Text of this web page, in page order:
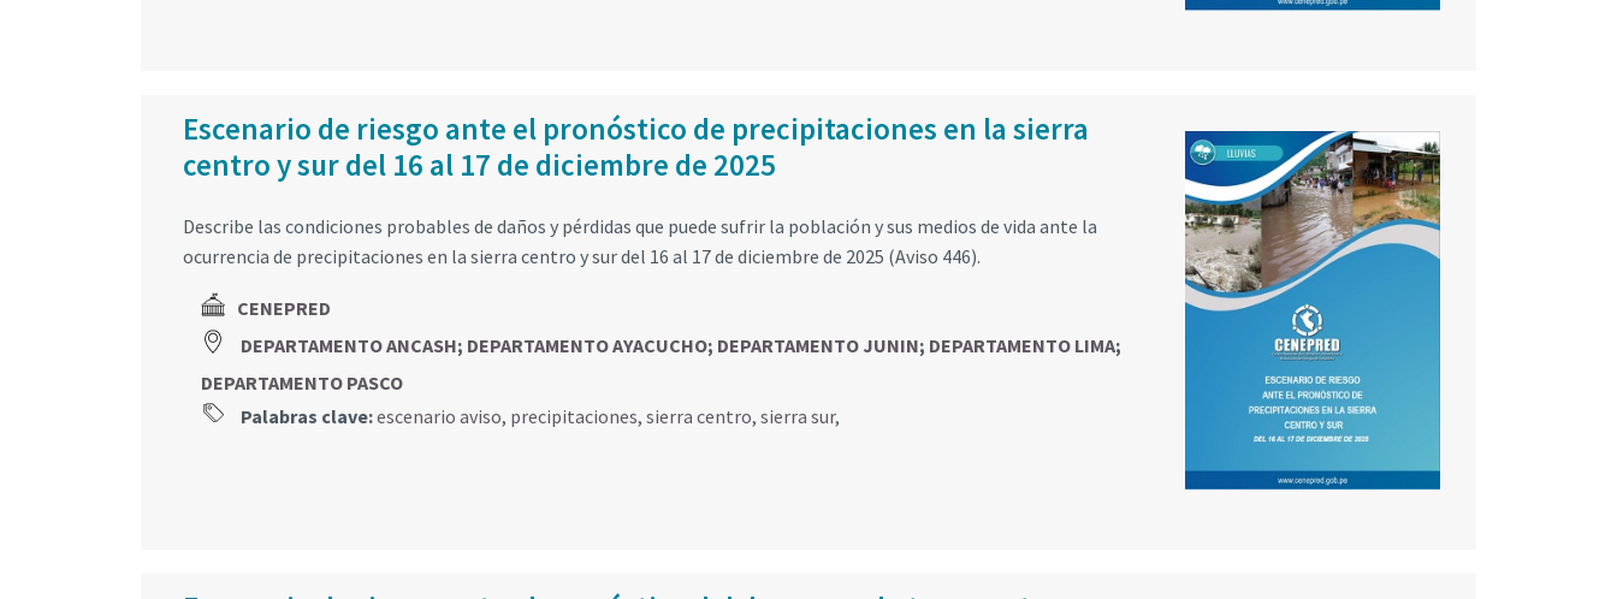
Escenario de riesgo ante el pronóstico de precipitaciones en la sierra
centro y sur del 16 al 17 de diciembre de 2025
Describe las condiciones probables de daños y pérdidas que puede sufrir la población y sus medios de vida ante la
ocurrencia de precipitaciones en la sierra centro y sur del 16 al 17 de diciembre de 2025 (Aviso 446).
CENEPRED
DEPARTAMENTO ANCASH; DEPARTAMENTO AYACUCHO; DEPARTAMENTO JUNIN; DEPARTAMENTO LIMA;
DEPARTAMENTO PASCO
Palabras clave:escenario aviso, precipitaciones, sierra centro, sierra sur,